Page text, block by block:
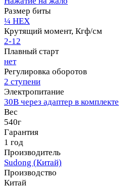
Размер биты
¼ HEX
Крутящий момент, Кгф/см
2-12
Плавный старт
нет
Регулировка оборотов
2 ступени
Электропитание
30В через адаптер в комплекте
Вес
540г
Гарантия
1 год
Производитель
Sudong (Китай)
Производство
Китай